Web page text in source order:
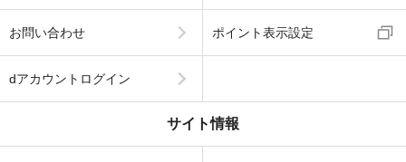
お問い合わせ ポイント表示設定
dアカウントログイン
サイト情報